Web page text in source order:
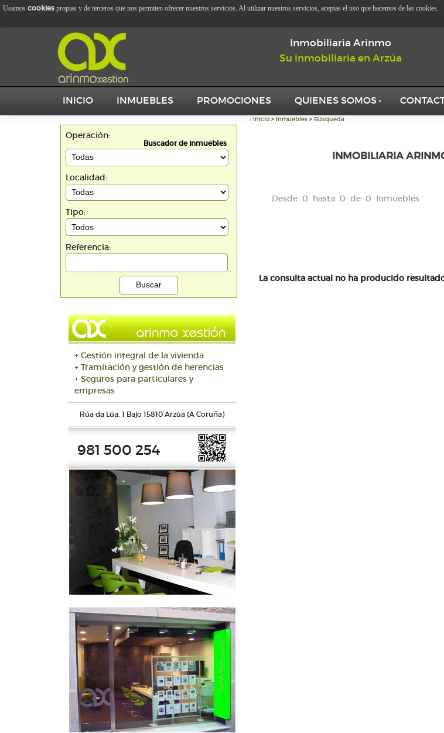
Inmobiliaria Arinmo
Su inmobiliaria en Arzúa
INICIO INMUEBLES PROMOCIONES QUIENES SOMOS
Buscador de inmuebles
Operación:
Localidad:
Tipo:
Referencia:
+ Gestión integral de la vivienda
+ Tramitación y gestión de herencias
+ Seguros para particulares y
empresas
Rúa da Lúa, 1 Bajo 15810 Arzúa (A Coruña)
981 500 254
:: Inicio > Inmuebles > Búsqueda
INMOBILIARIA
Desde 0 hasta 0 de 0 Inmuebles
La consulta actual no ha producido
Usamos cookies propias y de terceros que nos permiten ofrecer nuestros servicios. Al utilizar nuestros servicios, aceptas el uso que hacemos de las cookies.